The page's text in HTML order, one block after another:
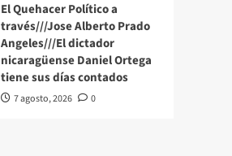
El Quehacer Político a
través///Jose Alberto Prado
Angeles///El dictador
nicaragüense Daniel Ortega
tiene sus días contados
7 agosto, 2026 0